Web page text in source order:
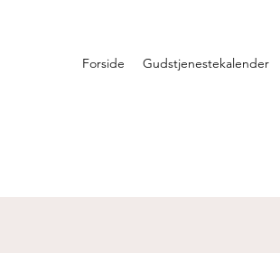
Forside Gudstjenestekalender